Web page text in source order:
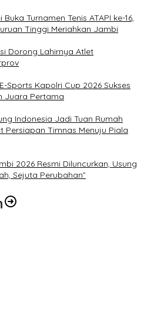
Turnamen Tenis ATAPI ke-16,
Tinggi Meriahkan Jambi
Dorong Lahirnya Atlet
Sports Kapolri Cup 2026 Sukses
Juara Pertama
Indonesia Jadi Tuan Rumah
Persiapan Timnas Menuju Piala
2026 Resmi Diluncurkan, Usung
Sejuta Perubahan”